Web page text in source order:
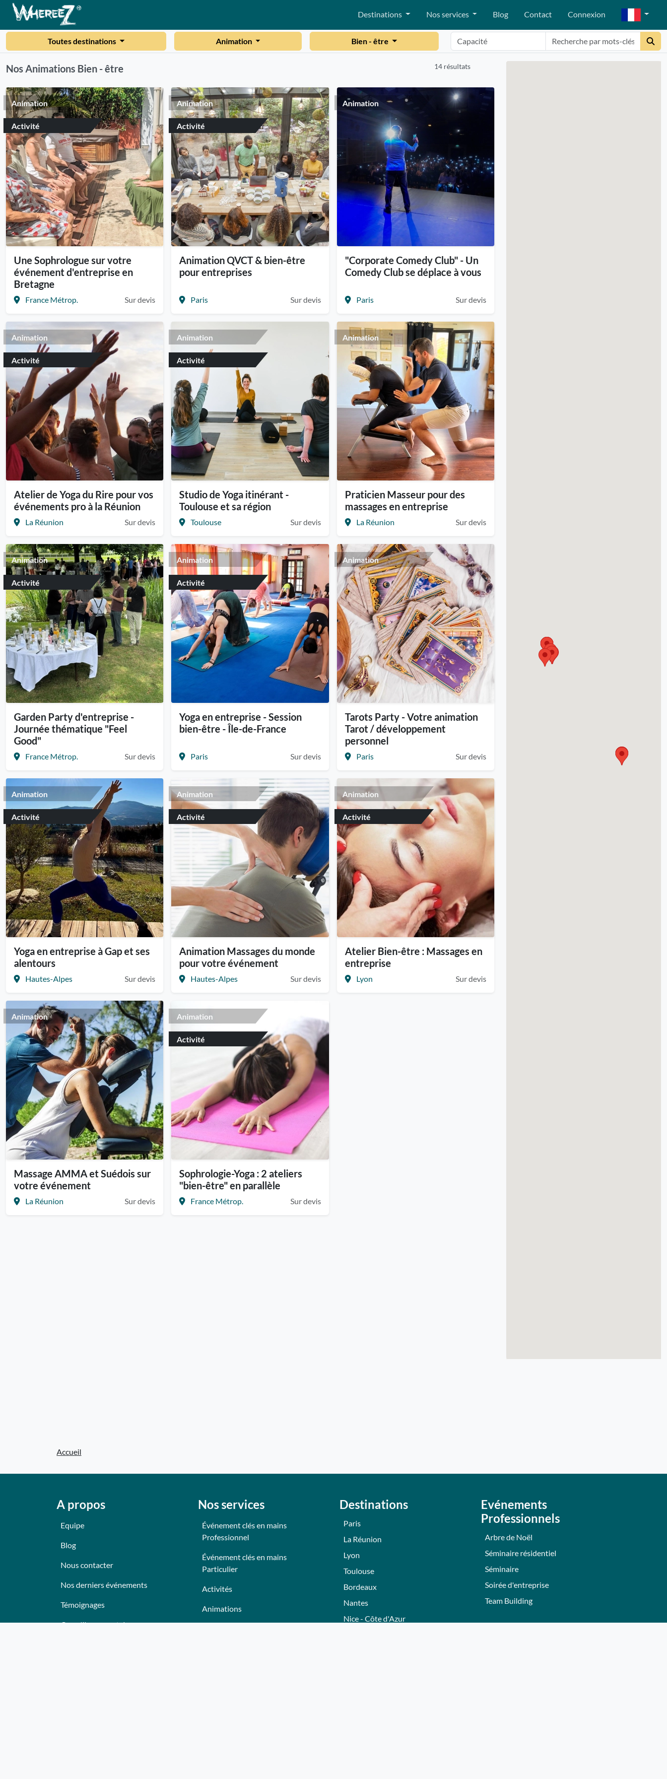
Destinations Nos services Blog Contact Connexion
Toutes destinations Animation Bien - être
Nos Animations Bien - être 14 résultats
Animation
Activité
Une Sophrologue sur votre
événement d'entreprise en
Bretagne
France Métrop. Sur devis
Animation
Activité
Animation QVCT & bien-être
pour entreprises
Paris Sur devis
Animation
"Corporate Comedy Club" - Un
Comedy Club se déplace à vous
Paris Sur devis
Animation
Activité
Atelier de Yoga du Rire pour vos
événements pro à la Réunion
La Réunion Sur devis
Animation
Activité
Studio de Yoga itinérant -
Toulouse et sa région
Toulouse Sur devis
Animation
Praticien Masseur pour des
massages en entreprise
La Réunion Sur devis
Animation
Activité
Garden Party d'entreprise -
Journée thématique "Feel
Good"
France Métrop. Sur devis
Animation
Activité
Yoga en entreprise - Session
bien-être - Île-de-France
Paris Sur devis
Animation
Tarots Party - Votre animation
Tarot / développement
personnel
Paris Sur devis
Animation
Activité
Yoga en entreprise à Gap et ses
alentours
Hautes-Alpes Sur devis
Animation
Activité
Animation Massages du monde
pour votre événement
Hautes-Alpes Sur devis
Animation
Activité
Atelier Bien-être : Massages en
entreprise
Lyon Sur devis
Animation
Massage AMMA et Suédois sur
votre événement
La Réunion Sur devis
Animation
Activité
Sophrologie-Yoga : 2 ateliers
"bien-être" en parallèle
France Métrop. Sur devis
Accueil
A propos
Equipe
Blog
Nous contacter
Nos derniers événements
Témoignages
Ce qu'ils pensent de nous
Nos services
Événement clés en mains
Professionnel
Événement clés en mains
Particulier
Activités
Animations
Destinations
Paris
La Réunion
Lyon
Toulouse
Bordeaux
Nantes
Nice - Côte d'Azur
Evénements
Professionnels
Arbre de Noël
Séminaire résidentiel
Séminaire
Soirée d'entreprise
Team Building